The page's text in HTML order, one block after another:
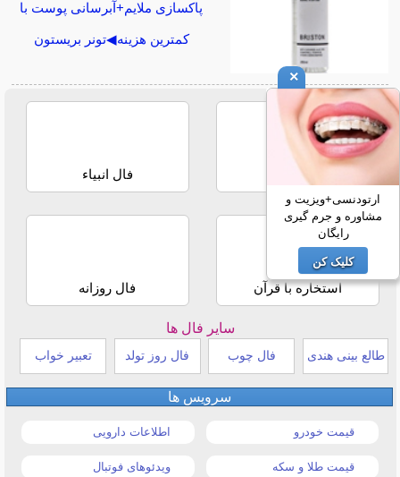
پاکسازی ملایم+آبرسانی پوست با
کمترین هزینه◀تونر بریستون
فال حافظ فال انبیاء
استخاره با قرآن فال روزانه
سایر فال ها
طالع بینی هندی فال چوب فال روز تولد تعبیر خواب
سرویس ها
قیمت خودرو اطلاعات دارویی
قیمت طلا و سکه ویدئوهای فوتبال
×
ارتودنسی+ویزیت و
مشاوره و جرم گیری
رایگان
کلیک کن